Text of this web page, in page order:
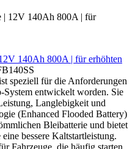
140Ah 800A | für erhöhten
speziell für die Anforderungen
System entwickelt worden. Sie
Langlebigkeit und
(Enhanced Flooded Battery)
Bleibatterie und bietet
bessere Kaltstartleistung.
Fahrzeuge, die häufig starten